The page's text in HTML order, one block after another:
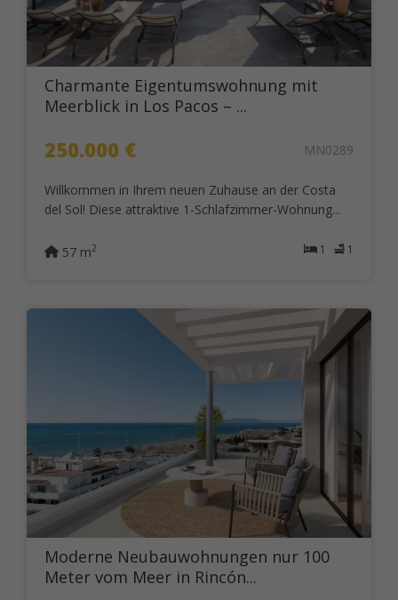
Charmante Eigentumswohnung mit
Meerblick in Los Pacos – ...
250.000 € MN0289
Willkommen in Ihrem neuen Zuhause an der Costa
del Sol! Diese attraktive 1-Schlafzimmer-Wohnung...
1 1
57 m2
Moderne Neubauwohnungen nur 100
Meter vom Meer in Rincón...